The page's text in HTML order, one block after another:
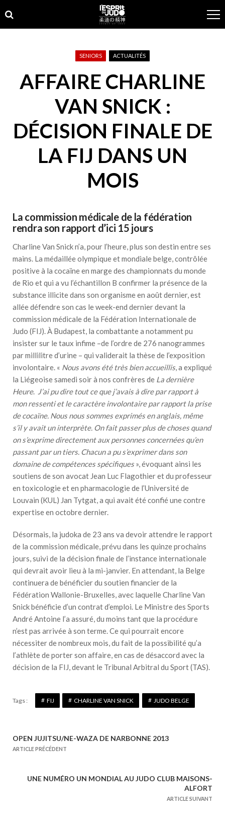
to
navigation
to
content
SENIORS ACTUALITÉS
AFFAIRE CHARLINE
VAN SNICK :
DÉCISION FINALE DE
LA FIJ DANS UN
MOIS
La commission médicale de la fédération
rendra son rapport d’ici 15 jours
Charline Van Snick n’a, pour l’heure, plus son destin entre ses
mains. La médaillée olympique et mondiale belge,contrôlée
positive à la cocaïne en marge des championnats du monde
de Rio et qui a vu l’échantillon B confirmer la présence de la
substance illicite dans son organismeen août dernier, est
allée défendre son cas le week-end dernier devant la
commission médicale de la Fédération Internationale de
Judo (FIJ). À Budapest, la combattante a notamment pu
insister sur le taux infime –de l’ordre de 276 nanogrammes
par millilitre d’urine – qui validerait la thèse de l’exposition
involontaire. « Nous avons été très bien accueillis, a expliqué
la Liégeoise samedi soir à nos confrères de La dernière
Heure. J’ai pu dire tout ce que j’avais à dire par rapport à
mon ressenti et le caractère involontaire par rapport la prise
de cocaïne. Nous nous sommes exprimés en anglais, même
s’il y avait un interprète. On fait passer plus de choses quand
on s’exprime directement aux personnes concernées qu’en
passant par un tiers. Chacun a pu s’exprimer dans son
domaine de compétences spécifiques», évoquant ainsi les
soutiens de son avocat Jean Luc Flagothier et du professeur
en toxicologie et en pharmacologie de l’Université de
Louvain (KUL) Jan Tytgat, a qui avait été confiéune contre
expertise en octobre dernier.
Désormais, la judoka de 23 ans va devoir attendre le rapport
de la commission médicale, prévu dans les quinze prochains
jours, suivi de la décision finale de l’instance internationale
qui devrait avoir lieu à la mi-janvier. En attendant, la Belge
continuera de bénéficier du soutien financier de la
Fédération Wallonie-Bruxelles, avec laquelle Charline Van
Snick bénéficie d’un contrat d’emploi. Le Ministre des Sports
André Antoine l’a assuré, du moins tant que la procédure
n’est pas arrivée à son terme. Ce qui pourrait encore
nécessiter de nombreux mois, du fait de la possibilité qu’a
l’athlète de porter son affaire, en cas de désaccord avec la
décision de la FIJ, devant le Tribunal Arbitral du Sport (TAS).
Tags : FIJ CHARLINE VAN SNICK JUDO BELGE
N
OPEN JUJITSU/NE-WAZA DE NARBONNE 2013
ARTICLE PRÉCÉDENT
UNE NUMÉRO UN MONDIAL AU JUDO CLUB MAISONS-
ALFORT
ARTICLE SUIVANT